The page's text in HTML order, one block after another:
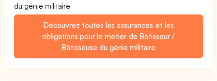
du génie militaire
Découvrez toutes les assurances et les
obligations pour le métier de Bâtisseur /
Bâtisseuse du génie militaire